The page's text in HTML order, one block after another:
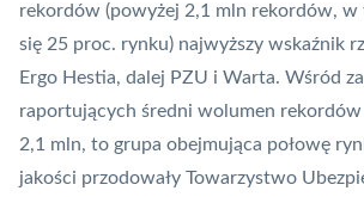
rekordów (powyżej 2,1 mln rekordów, w
się 25 proc. rynku) najwyższy wskaźnik
Ergo Hestia, dalej PZU i Warta. Wśród
raportujących średni wolumen
2,1 mln, to grupa obejmująca połowę
jakości przodowały Towarzystwo